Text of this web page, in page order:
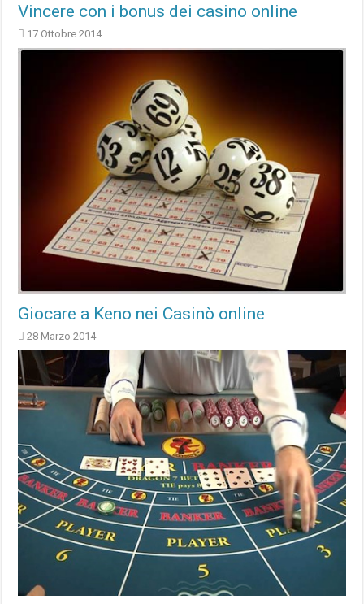
Vincere con i bonus dei casino online
17 Ottobre 2014
Giocare a Keno nei Casinò online
28 Marzo 2014